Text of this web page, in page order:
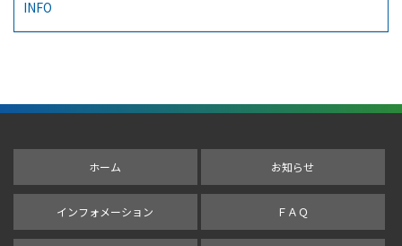
INFO
ホーム お知らせ
インフォメーション ＦＡＱ